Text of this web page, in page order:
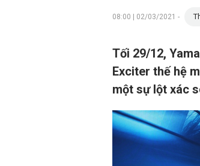
08:00 | 02/03/2021 -
Tối 29/12,
Exciter thế hệ
một sự lột xác